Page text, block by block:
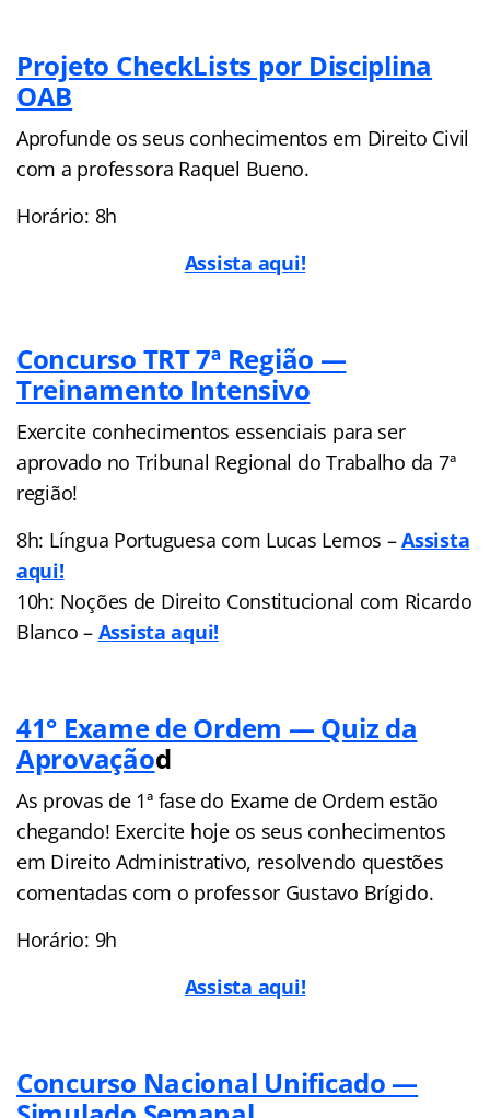
Projeto CheckLists por Disciplina
OAB
Aprofunde os seus conhecimentos em Direito Civil
com a professora Raquel Bueno.
Horário: 8h
Assista aqui!
Concurso TRT 7ª Região —
Treinamento Intensivo
Exercite conhecimentos essenciais para ser
aprovado no Tribunal Regional do Trabalho da 7ª
região!
8h: Língua Portuguesa com Lucas Lemos –Assista
aqui!
10h: Noções de Direito Constitucional com Ricardo
Blanco – Assista aqui!
41° Exame de Ordem — Quiz da
Aprovaçãod
As provas de 1ª fase do Exame de Ordem estão
chegando! Exercite hoje os seus conhecimentos
em Direito Administrativo, resolvendo questões
comentadas com o professor Gustavo Brígido.
Horário: 9h
Assista aqui!
Concurso Nacional Unificado —